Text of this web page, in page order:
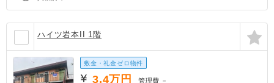
ハイツ岩本II 1階
敷金・礼金ゼロ物件
3.4万円 管理費 －